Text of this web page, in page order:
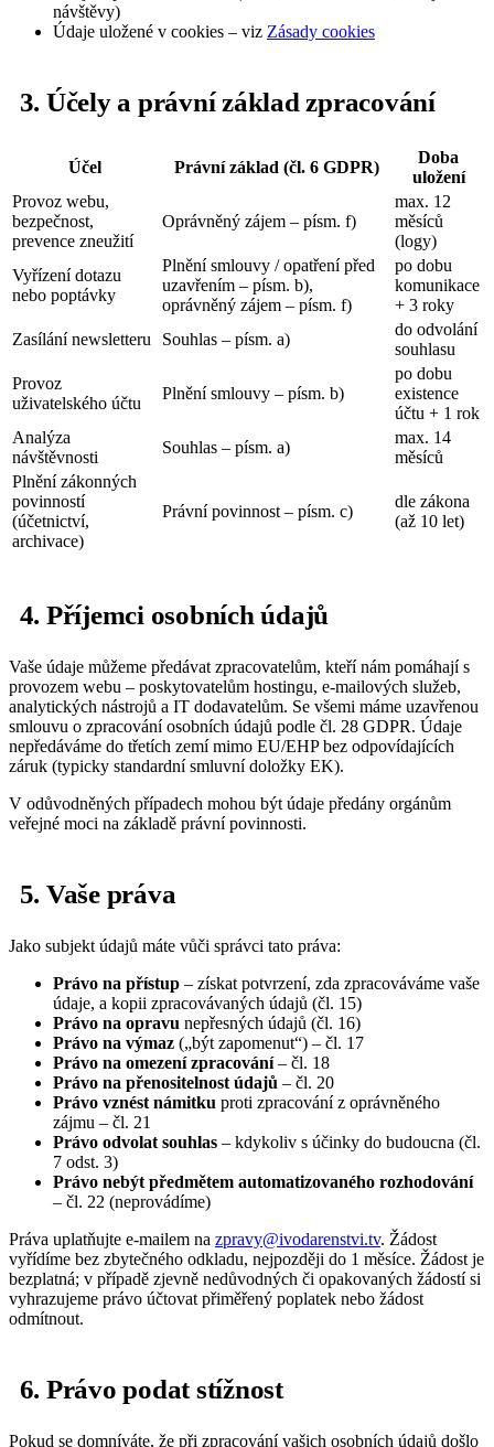
návštěvy)
Údaje uložené v cookies – viz Zásady cookies
3. Účely a právní základ zpracování
Účel Právní základ (čl. 6 GDPR)
Doba
uložení
Provoz webu,
bezpečnost,
prevence zneužití
Oprávněný zájem – písm. f)
max. 12
měsíců
(logy)
Vyřízení dotazu
nebo poptávky
Plnění smlouvy / opatření před
uzavřením – písm. b),
oprávněný zájem – písm. f)
po dobu
komunikace
+ 3 roky
Zasílání newsletteru
Souhlas – písm. a)
do odvolání
souhlasu
Provoz
uživatelského účtu
Plnění smlouvy – písm. b)
po dobu
existence
účtu + 1 rok
Analýza
návštěvnosti
Souhlas – písm. a)
max. 14
měsíců
Plnění zákonných
povinností
(účetnictví,
archivace)
Právní povinnost – písm. c)
dle zákona
(až 10 let)
4. Příjemci osobních údajů
Vaše údaje můžeme předávat zpracovatelům, kteří nám pomáhají s
provozem webu – poskytovatelům hostingu, e-mailových služeb,
analytických nástrojů a IT dodavatelům. Se všemi máme uzavřenou
smlouvu o zpracování osobních údajů podle čl. 28 GDPR. Údaje
nepředáváme do třetích zemí mimo EU/EHP bez odpovídajících
záruk (typicky standardní smluvní doložky EK).
V odůvodněných případech mohou být údaje předány orgánům
veřejné moci na základě právní povinnosti.
5. Vaše práva
Jako subjekt údajů máte vůči správci tato práva:
Právo na přístup – získat potvrzení, zda zpracováváme vaše
údaje, a kopii zpracovávaných údajů (čl. 15)
Právo na opravu nepřesných údajů (čl. 16)
Právo na výmaz („být zapomenut“) – čl. 17
Právo na omezení zpracování– čl. 18
Právo na přenositelnost údajů – čl. 20
Právo vznést námitku proti zpracování z oprávněného
zájmu – čl. 21
Právo odvolat souhlas – kdykoliv s účinky do budoucna (čl.
7 odst. 3)
Právo nebýt předmětem automatizovaného rozhodování
– čl. 22 (neprovádíme)
Práva uplatňujte e-mailem na zpravy@ivodarenstvi.tv. Žádost
vyřídíme bez zbytečného odkladu, nejpozději do 1 měsíce. Žádost je
bezplatná; v případě zjevně nedůvodných či opakovaných žádostí si
vyhrazujeme právo účtovat přiměřený poplatek nebo žádost
odmítnout.
6. Právo podat stížnost
Pokud se domníváte, že při zpracování vašich osobních údajů došlo